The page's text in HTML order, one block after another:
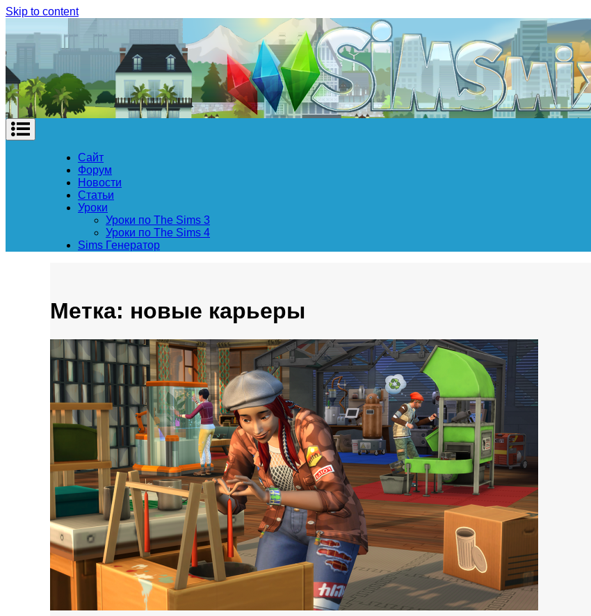
Skip to content
Сайт
Форум
Новости
Статьи
Уроки
Уроки по The Sims 3
Уроки по The Sims 4
Sims Генератор
Метка: новые карьеры